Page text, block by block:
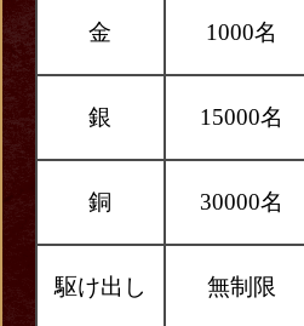
金 1000名
銀 15000名
銅 30000名
駆け出し 無制限